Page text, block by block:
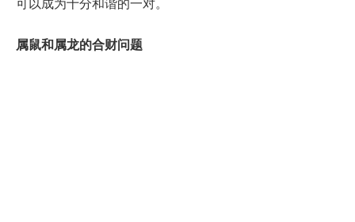
可以成为十分和谐的一对。
属鼠和属龙的合财问题